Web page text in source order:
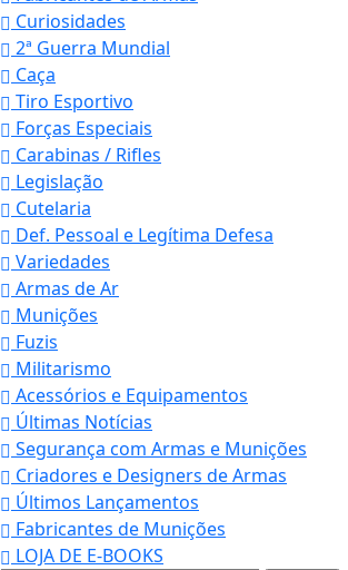
Curiosidades
2ª Guerra Mundial
Caça
Tiro Esportivo
Forças Especiais
Carabinas / Rifles
Legislação
Cutelaria
Def. Pessoal e Legítima Defesa
Variedades
Armas de Ar
Munições
Fuzis
Militarismo
Acessórios e Equipamentos
Últimas Notícias
Segurança com Armas e Munições
Criadores e Designers de Armas
Últimos Lançamentos
Fabricantes de Munições
LOJA DE E-BOOKS